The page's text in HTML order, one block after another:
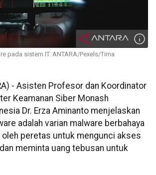
pada sistem IT. ANTARA/Pexels/Tima
- Asisten Profesor dan Koordinator
Keamanan Siber Monash
Dr. Erza Aminanto menjelaskan
adalah varian malware berbahaya
oleh peretas untuk mengunci akses
meminta uang tebusan untuk